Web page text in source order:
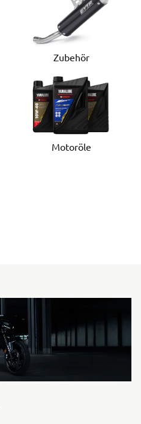
Zubehör
Motoröle